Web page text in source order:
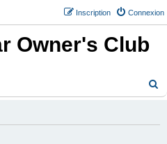
Connexion
Inscription
Owner's Club